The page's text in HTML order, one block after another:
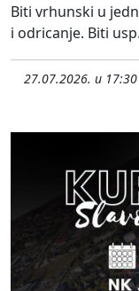
Biti vrhunski u
i odricanje. Biti
27.07.2026. u 17:30